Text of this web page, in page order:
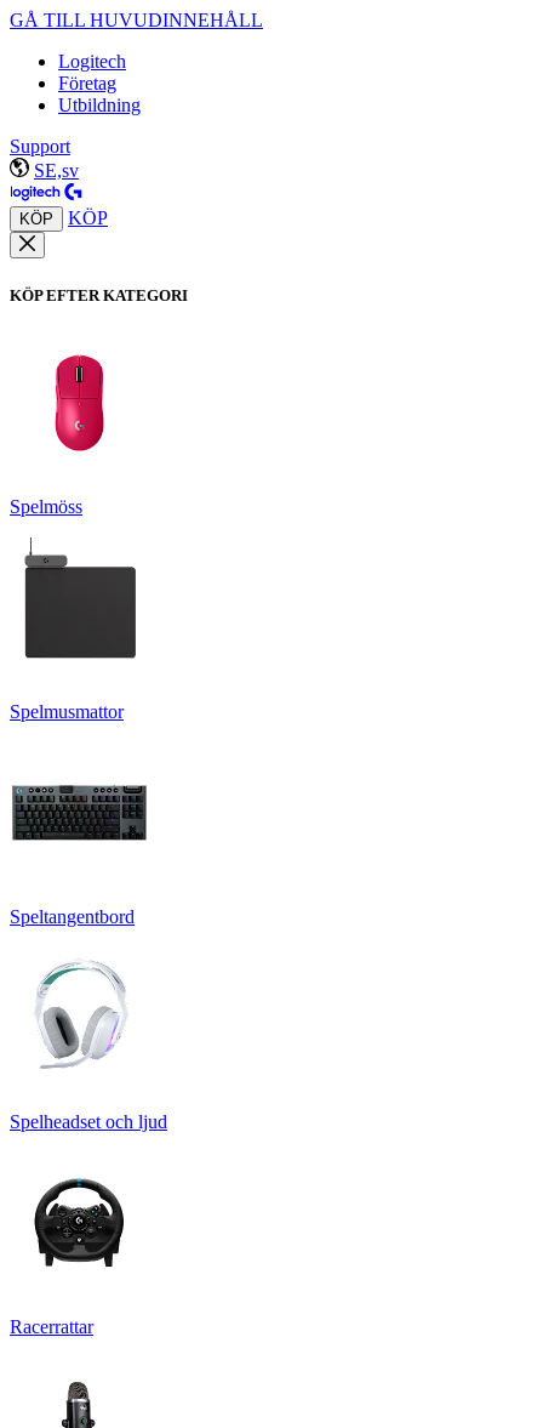
GÅ TILL HUVUDINNEHÅLL
Logitech
Företag
Utbildning
Support
SE,sv
KÖP KÖP
KÖP EFTER KATEGORI
Spelmöss
Spelmusmattor
Speltangentbord
Spelheadset och ljud
Racerrattar